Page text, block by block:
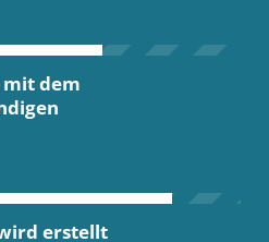
dem
erstellt